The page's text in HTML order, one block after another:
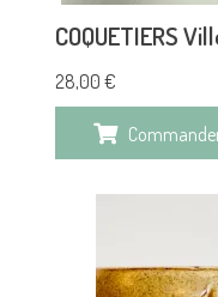
COQUETIERS
28,00 €